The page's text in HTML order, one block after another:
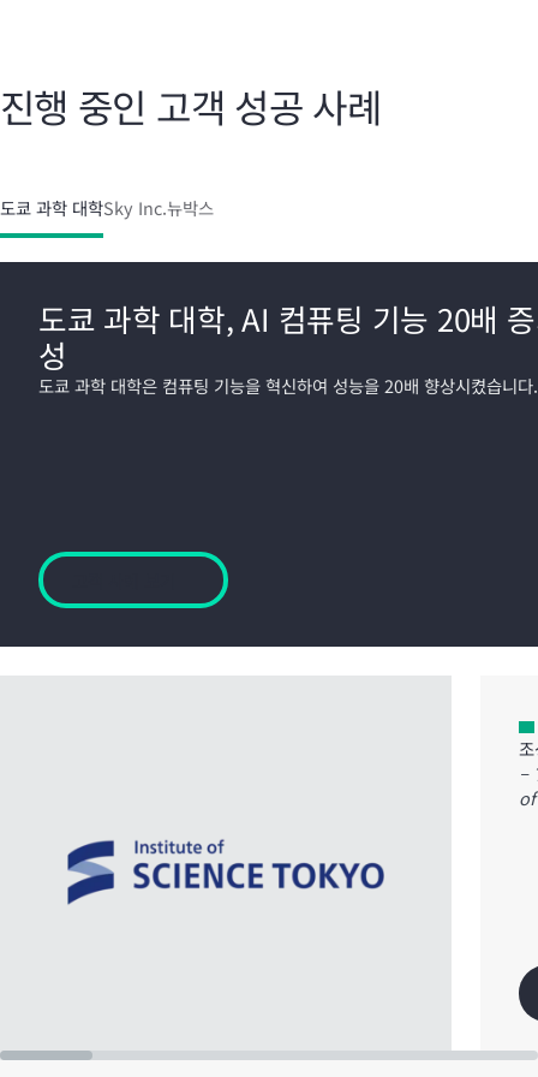
진행 중인 고객 성공 사례
도쿄 과학 대학Sky Inc.뉴박스
도쿄 과학 대학, AI 컴퓨팅 기능 20배
성
도쿄 과학 대학은 컴퓨팅 기능을 혁신하여 성능을 20배 향상시켰습니다.
–